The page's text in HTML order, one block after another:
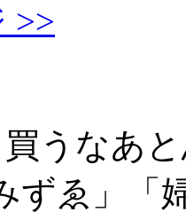
>>
うなあ
ずゑ」